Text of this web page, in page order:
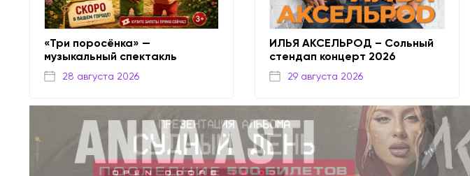
«Три поросёнка» —
музыкальный спектакль
28 августа 2026
ИЛЬЯ АКСЕЛЬРОД – Сольный
стендап концерт 2026
29 августа 2026